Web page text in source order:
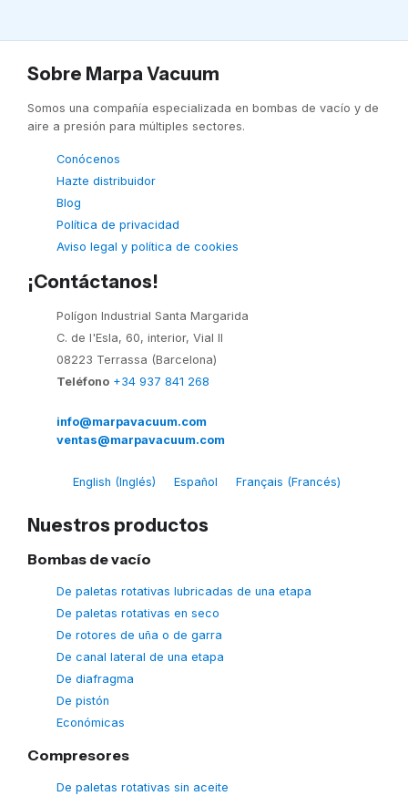
Sobre Marpa Vacuum
Somos una compañía especializada en bombas de vacío y de
aire a presión para múltiples sectores.
Conócenos
Hazte distribuidor
Blog
Política de privacidad
Aviso legal y política de cookies
¡Contáctanos!
Polígon Industrial Santa Margarida
C. de l'Esla, 60, interior, Vial II
08223 Terrassa (Barcelona)
Teléfono +34 937 841 268
info@marpavacuum.com
ventas@marpavacuum.com
English (Inglés) Español Français (Francés)
Nuestros productos
Bombas de vacío
De paletas rotativas lubricadas de una etapa
De paletas rotativas en seco
De rotores de uña o de garra
De canal lateral de una etapa
De diafragma
De pistón
Económicas
Compresores
De paletas rotativas sin aceite